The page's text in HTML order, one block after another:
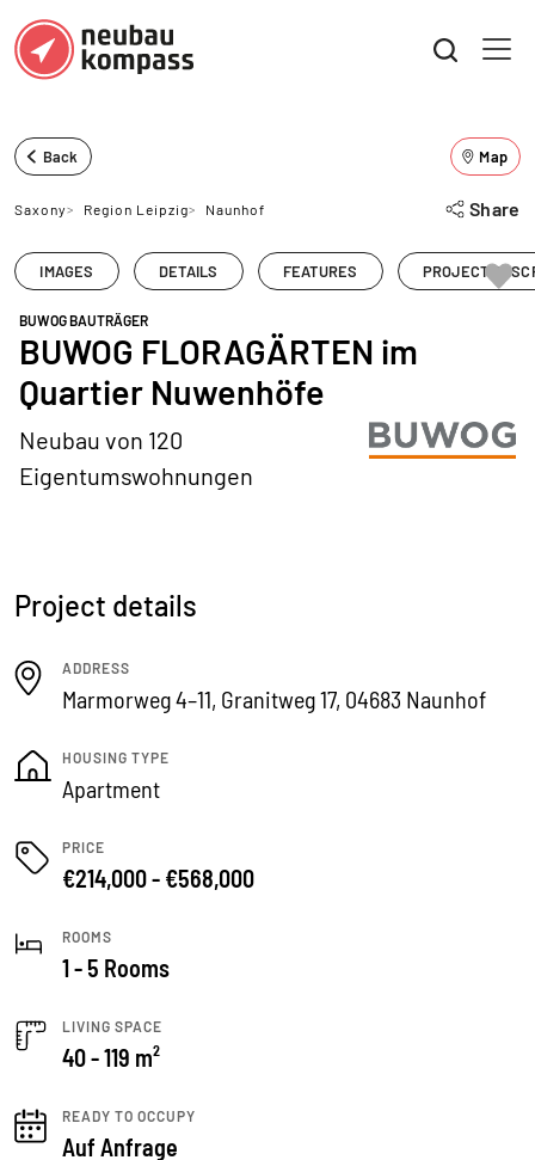
Back Map
Saxony> Region Leipzig> Naunhof Share
IMAGES DETAILS FEATURES PROJECT
BUWOG BAUTRÄGER
BUWOG FLORAGÄRTEN im
Quartier Nuwenhöfe
Neubau von 120
Eigentumswohnungen
Project details
ADDRESS
Marmorweg 4–11, Granitweg 17, 04683 Naunhof
HOUSING TYPE
Apartment
PRICE
€214,000 - €568,000
ROOMS
1 - 5 Rooms
LIVING SPACE
40 - 119 m²
READY TO OCCUPY
Auf Anfrage